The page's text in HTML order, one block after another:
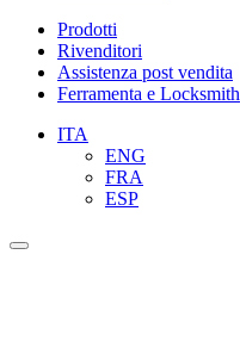
Prodotti
Rivenditori
Assistenza post vendita
Ferramenta e Locksmith
ITA
ENG
FRA
ESP